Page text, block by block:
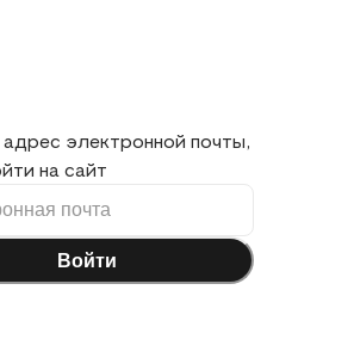
электронной почты,
на сайт
Войти